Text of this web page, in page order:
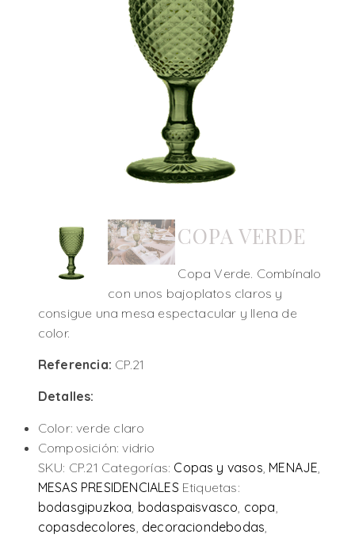
COPA VERDE
Copa Verde. Combínalo
con unos bajoplatos claros y
consigue una mesa espectacular y llena de
color.
Referencia: CP.21
Detalles:
Color: verde claro
Composición: vidrio
SKU: CP.21 Categorías: Copas y vasos, MENAJE,
MESAS PRESIDENCIALES Etiquetas:
bodasgipuzkoa, bodaspaisvasco, copa,
copasdecolores, decoraciondebodas,